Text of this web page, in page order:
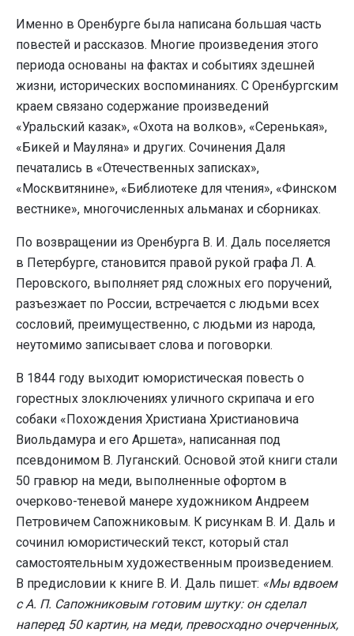
Именно в Оренбурге была написана большая часть
повестей и рассказов. Многие произведения этого
периода основаны на фактах и событиях здешней
жизни, исторических воспоминаниях. С Оренбургским
краем связано содержание произведений
«Уральский казак», «Охота на волков», «Серенькая»,
«Бикей и Мауляна» и других. Сочинения Даля
печатались в «Отечественных записках»,
«Москвитянине», «Библиотеке для чтения», «Финском
вестнике», многочисленных альманах и сборниках.
По возвращении из Оренбурга В. И. Даль поселяется
в Петербурге, становится правой рукой графа Л. А.
Перовского, выполняет ряд сложных его поручений,
разъезжает по России, встречается с людьми всех
сословий, преимущественно, с людьми из народа,
неутомимо записывает слова и поговорки.
В 1844 году выходит юмористическая повесть о
горестных злоключениях уличного скрипача и его
собаки «Похождения Христиана Христиановича
Виольдамура и его Аршета», написанная под
псевдонимом В. Луганский. Основой этой книги стали
50 гравюр на меди, выполненные офортом в
очерково-теневой манере художником Андреем
Петровичем Сапожниковым. К рисункам В. И. Даль и
сочинил юмористический текст, который стал
самостоятельным художественным произведением.
В предисловии к книге В. И. Даль пишет: «Мы вдвоем
с А. П. Сапожниковым готовим шутку: он сделал
наперед 50 картин, на меди, превосходно очерченных,